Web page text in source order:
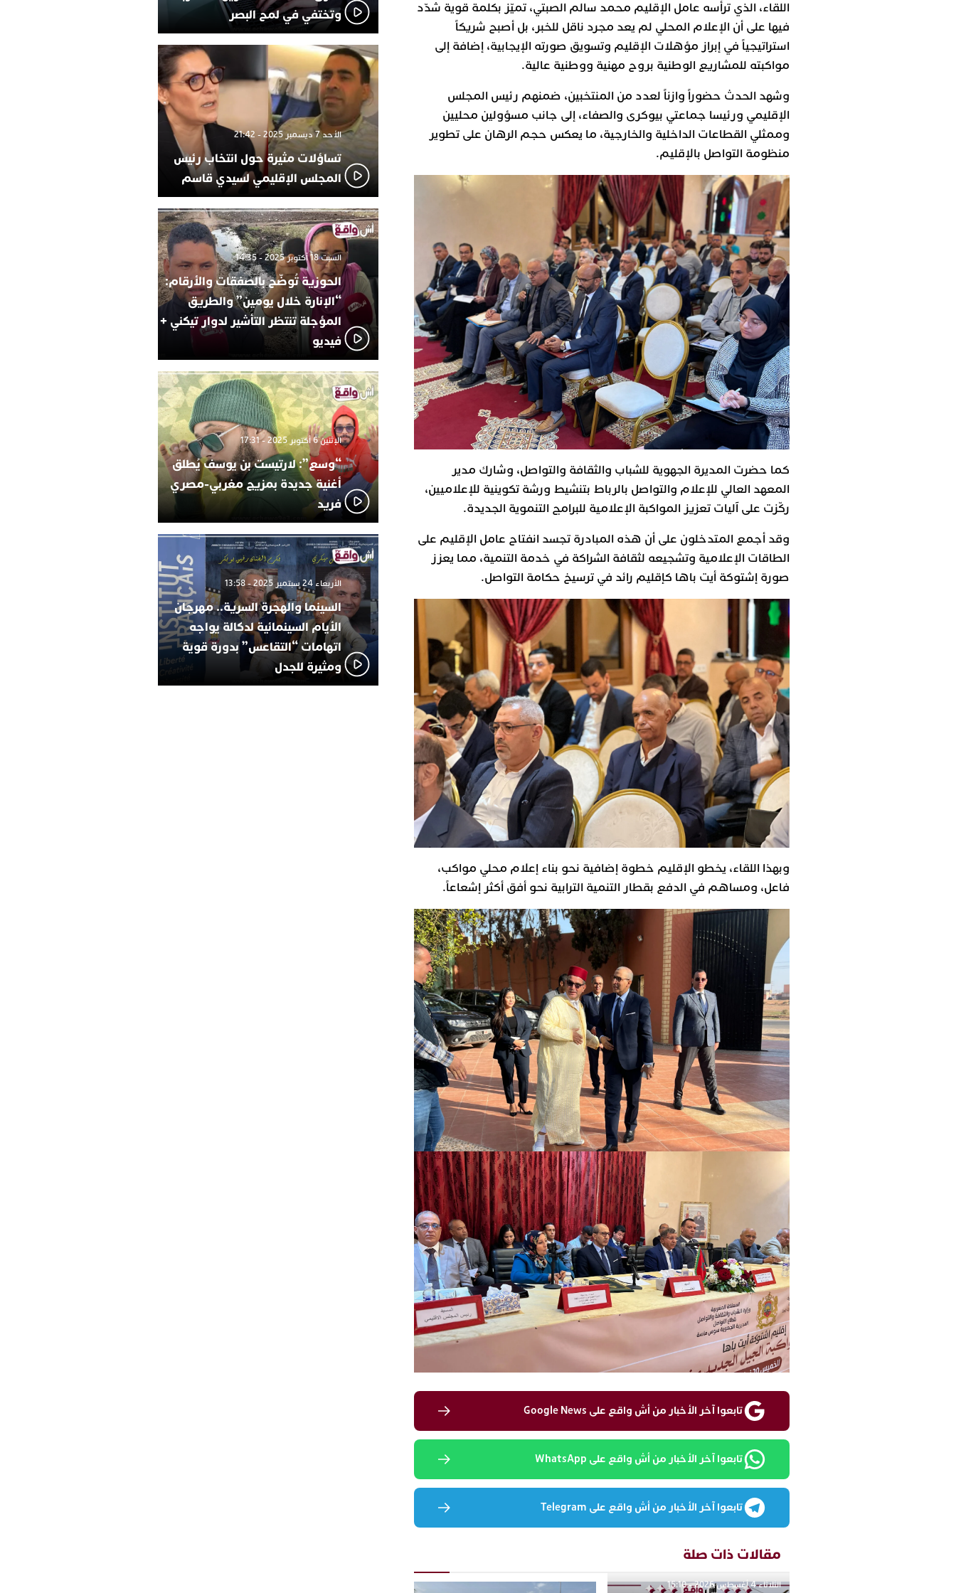
اللقاء، الذي ترأسه عامل الإقليم محمد سالم الصبتي، تميّز بكلمة قوية شدّد
فيها على أن الإعلام المحلي لم يعد مجرد ناقل للخبر، بل أصبح شريكاً
استراتيجياً في إبراز مؤهلات الإقليم وتسويق صورته الإيجابية، إضافة إلى
مواكبته للمشاريع الوطنية بروح مهنية ووطنية عالية.
وشهد الحدث حضوراً وازناً لعدد من المنتخبين، ضمنهم رئيس المجلس
الإقليمي ورئيسا جماعتي بيوكرى والصفاء، إلى جانب مسؤولين محليين
وممثلي القطاعات الداخلية والخارجية، ما يعكس حجم الرهان على تطوير
منظومة التواصل بالإقليم.
كما حضرت المديرة الجهوية للشباب والثقافة والتواصل، وشارك مدير
المعهد العالي للإعلام والتواصل بالرباط بتنشيط ورشة تكوينية للإعلاميين،
ركّزت على آليات تعزيز المواكبة الإعلامية للبرامج التنموية الجديدة.
وقد أجمع المتدخلون على أن هذه المبادرة تجسد انفتاح عامل الإقليم على
الطاقات الإعلامية وتشجيعه لثقافة الشراكة في خدمة التنمية، مما يعزز
صورة إشتوكة أيت باها كإقليم رائد في ترسيخ حكامة التواصل.
وبهذا اللقاء، يخطو الإقليم خطوة إضافية نحو بناء إعلام محلي مواكب،
فاعل، ومساهم في الدفع بقطار التنمية الترابية نحو أفق أكثر إشعاعاً.
تابعوا آخر الأخبار من أش واقع على Google News
تابعوا آخر الأخبار من أش واقع على WhatsApp
تابعوا آخر الأخبار من أش واقع على Telegram
مقالات ذات صلة
الثلاثاء 4 أغسطس 2026 - 15:10
وتختفي في لمح البصر
الأحد 7 ديسمبر 2025 - 21:42
تساؤلات مثيرة حول انتخاب رئيس
المجلس الإقليمي لسيدي قاسم
السبت 18 أكتوبر 2025 - 14:35
الحوزية تُوضّح بالصفقات والأرقام:
“الإنارة خلال يومين” والطريق
المؤجلة تنتظر التأشير لدوار تيكني +
فيديو
الإثنين 6 أكتوبر 2025 - 17:31
“وسع”: لارتيست بن يوسف يُطلق
أغنية جديدة بمزيج مغربي-مصري
فريد
الأربعاء 24 سبتمبر 2025 - 13:58
السينما والهجرة السرية.. مهرجان
الأيام السينمائية لدكالة يواجه
اتهامات “التقاعس” بدورة قوية
ومثيرة للجدل